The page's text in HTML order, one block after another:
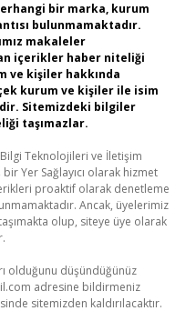
bir marka, kurum
bulunmamaktadır.
makaleler
içerikler haber niteliği
ve kişiler hakkında
kurum ve kişiler ile isim
Sitemizdeki bilgiler
taşımazlar.
Bilgi Teknolojileri ve İletişim
Yer Sağlayıcı olarak hizmet
proaktif olarak denetleme
Ancak, üyelerimiz
olup, siteye üye olarak
olduğunu düşündüğünüz
adresine bildirmeniz
sitemizden kaldırılacaktır.